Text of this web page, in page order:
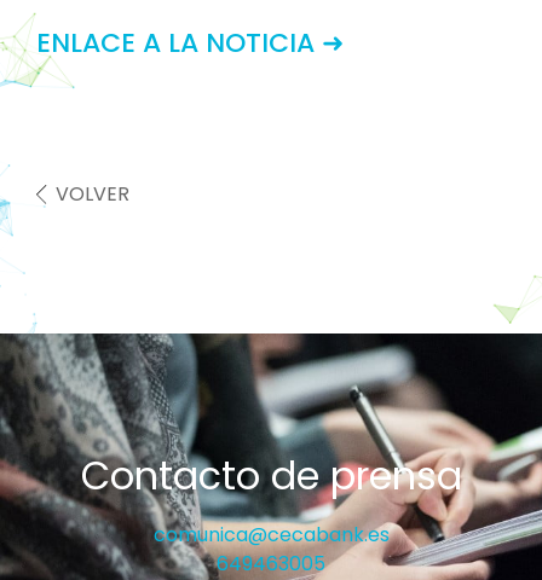
ENLACE A LA NOTICIA ➜
VOLVER
Contacto de prensa
comunica@cecabank.es
649463005